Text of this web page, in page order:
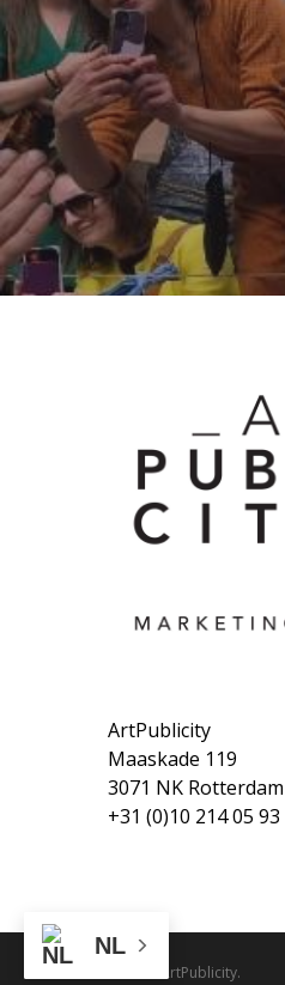
ArtPublicity
Maaskade 119
3071 NK Rotterdam
+31 (0)10 214 05 93
© 2026 ArtPublicity.
NL